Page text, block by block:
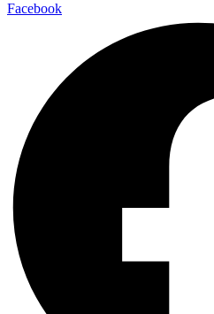
Facebook